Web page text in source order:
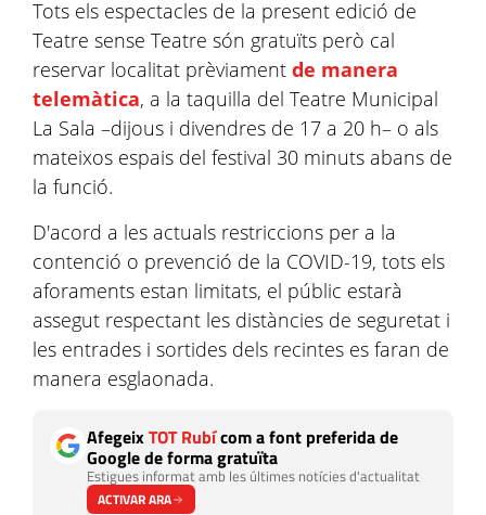
Tots els espectacles de la present edició de
Teatre sense Teatre són gratuïts però cal
reservar localitat prèviament de manera
telemàtica, a la taquilla del Teatre Municipal
La Sala –dijous i divendres de 17 a 20 h– o als
mateixos espais del festival 30 minuts abans de
la funció.
D'acord a les actuals restriccions per a la
contenció o prevenció de la COVID-19, tots els
aforaments estan limitats, el públic estarà
assegut respectant les distàncies de seguretat i
les entrades i sortides dels recintes es faran de
manera esglaonada.
AfegeixTOT Rubícom a font preferida de
Google de forma gratuïta
Estigues informat amb les últimes notícies d'actualitat
ACTIVAR ARA